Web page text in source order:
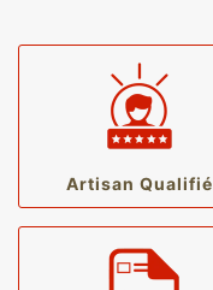
Artisan Qualifié